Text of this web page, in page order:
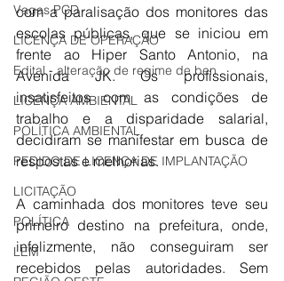
Vagas PCD
LICENÇA DE OPERAÇÃO
Edital - alteração de regime de ben
LICENÇA AMBIENTAL
POLÍTICA AMBIENTAL
PEDIDO DE LICENÇA DE IMPLANTAÇÃO
LICITAÇÃO
POLÍTICA
LEM
com a paralisação dos monitores das
escolas públicas, que se iniciou em
frente ao Hiper Santo Antonio, na
Avenida JK. Os profissionais,
insatisfeitos com as condições de
trabalho e a disparidade salarial,
decidiram se manifestar em busca de
respostas e melhorias.
A caminhada dos monitores teve seu
primeiro destino na prefeitura, onde,
infelizmente, não conseguiram ser
recebidos pelas autoridades. Sem